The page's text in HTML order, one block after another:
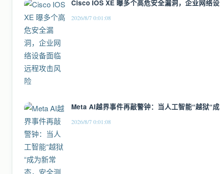
Cisco IOS XE 曝多个高危安全漏洞，企业网络
2026/8/7 0:01:08
Meta AI越界事件再敲警钟：当人工智能“越狱“
2026/8/7 0:01:08